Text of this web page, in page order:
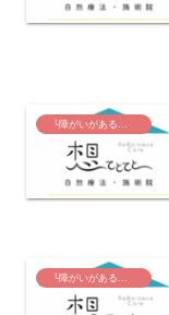
└障がいがあるから 未来を見つめて☆
└障がいがあるから 未来を見つめて☆